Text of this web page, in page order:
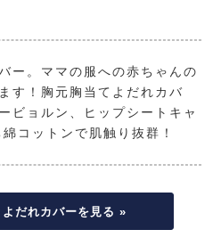
ー。ママの服への赤ちゃんの
す！胸元胸当てよだれカバ
ビョルン、ヒップシートキャ
コットンで肌触り抜群！
だれカバーを見る »